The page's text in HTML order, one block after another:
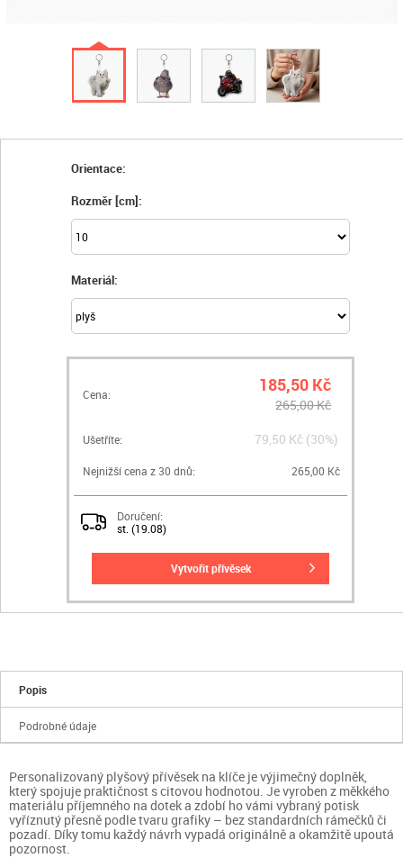
Orientace:
Rozměr [cm]:
Materiál:
Cena: 185,50 Kč
265,00 Kč
Ušetříte: 79,50 Kč (30%)
Nejnižší cena z 30 dnů: 265,00 Kč
Doručení:
st. (19.08)
vytvořit přívěsek
Popis
Podrobné údaje
Personalizovaný plyšový přívěsek na klíče je výjimečný doplněk,
který spojuje praktičnost s citovou hodnotou. Je vyroben z měkkého
materiálu příjemného na dotek a zdobí ho vámi vybraný potisk
vyříznutý přesně podle tvaru grafiky – bez standardních rámečků či
pozadí. Díky tomu každý návrh vypadá originálně a okamžitě upoutá
pozornost.